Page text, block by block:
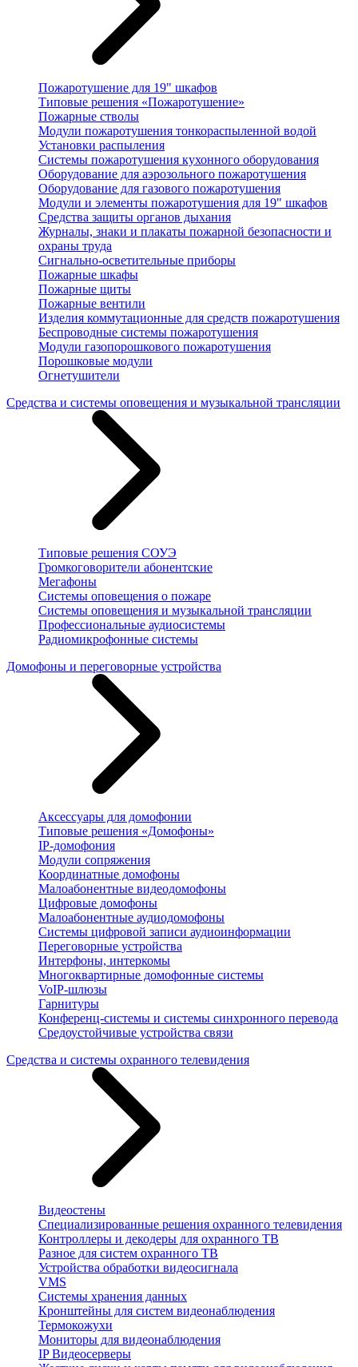
Пожаротушение для 19" шкафов
Типовые решения «Пожаротушение»
Пожарные стволы
Модули пожаротушения тонкораспыленной водой
Установки распыления
Системы пожаротушения кухонного оборудования
Оборудование для аэрозольного пожаротушения
Оборудование для газового пожаротушения
Модули и элементы пожаротушения для 19" шкафов
Средства защиты органов дыхания
Журналы, знаки и плакаты пожарной безопасности и
охраны труда
Сигнально-осветительные приборы
Пожарные шкафы
Пожарные щиты
Пожарные вентили
Изделия коммутационные для средств пожаротушения
Беспроводные системы пожаротушения
Модули газопорошкового пожаротушения
Порошковые модули
Огнетушители
Средства и системы оповещения и музыкальной трансляции
Типовые решения СОУЭ
Громкоговорители абонентские
Мегафоны
Системы оповещения о пожаре
Системы оповещения и музыкальной трансляции
Профессиональные аудиосистемы
Радиомикрофонные системы
Домофоны и переговорные устройства
Аксессуары для домофонии
Типовые решения «Домофоны»
IP-домофония
Модули сопряжения
Координатные домофоны
Малоабонентные видеодомофоны
Цифровые домофоны
Малоабонентные аудиодомофоны
Системы цифровой записи аудиоинформации
Переговорные устройства
Интерфоны, интеркомы
Многоквартирные домофонные системы
VoIP-шлюзы
Гарнитуры
Конференц-системы и системы синхронного перевода
Средоустойчивые устройства связи
Средства и системы охранного телевидения
Видеостены
Специализированные решения охранного телевидения
Контроллеры и декодеры для охранного ТВ
Разное для систем охранного ТВ
Устройства обработки видеосигнала
VMS
Системы хранения данных
Кронштейны для систем видеонаблюдения
Термокожухи
Мониторы для видеонаблюдения
IP Видеосерверы